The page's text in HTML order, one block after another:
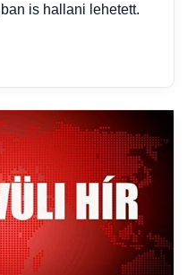
kézből,
is hallani lehetett.